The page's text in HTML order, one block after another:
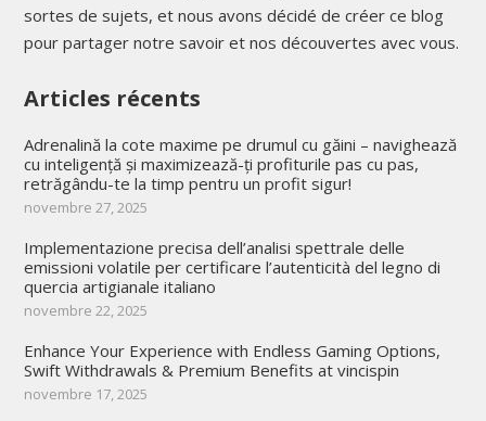
sortes de sujets, et nous avons décidé de créer ce blog
pour partager notre savoir et nos découvertes avec vous.
Articles récents
Adrenalină la cote maxime pe drumul cu găini – navighează
cu inteligență și maximizează-ți profiturile pas cu pas,
retrăgându-te la timp pentru un profit sigur!
novembre 27, 2025
Implementazione precisa dell’analisi spettrale delle
emissioni volatile per certificare l’autenticità del legno di
quercia artigianale italiano
novembre 22, 2025
Enhance Your Experience with Endless Gaming Options,
Swift Withdrawals & Premium Benefits at vincispin
novembre 17, 2025